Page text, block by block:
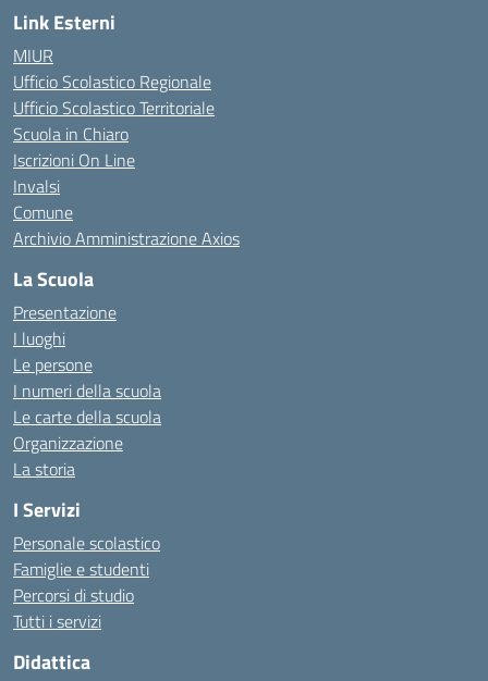
Link Esterni
MIUR
Ufficio Scolastico Regionale
Ufficio Scolastico Territoriale
Scuola in Chiaro
Iscrizioni On Line
Invalsi
Comune
Archivio Amministrazione Axios
La Scuola
Presentazione
I luoghi
Le persone
I numeri della scuola
Le carte della scuola
Organizzazione
La storia
I Servizi
Personale scolastico
Famiglie e studenti
Percorsi di studio
Tutti i servizi
Didattica